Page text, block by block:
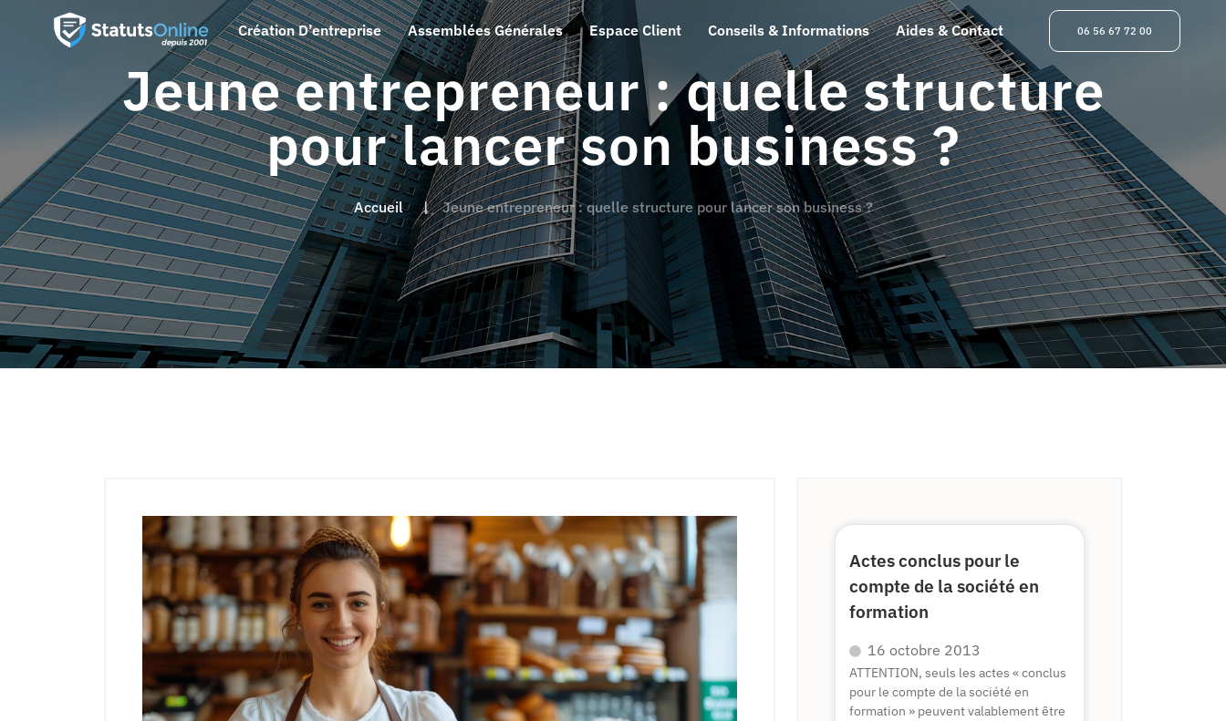
Création D’entreprise Assemblées Générales Espace Client Conseils & Informations Aides & Contact 06 56 67 72 00
Jeune entrepreneur : quelle structure
pour lancer son business ?
Accueil Jeune entrepreneur : quelle structure pour lancer son business ?
Actes conclus pour le
compte de la société en
formation
16 octobre 2013
ATTENTION, seuls les actes « conclus
pour le compte de la société en
formation » peuvent valablement être